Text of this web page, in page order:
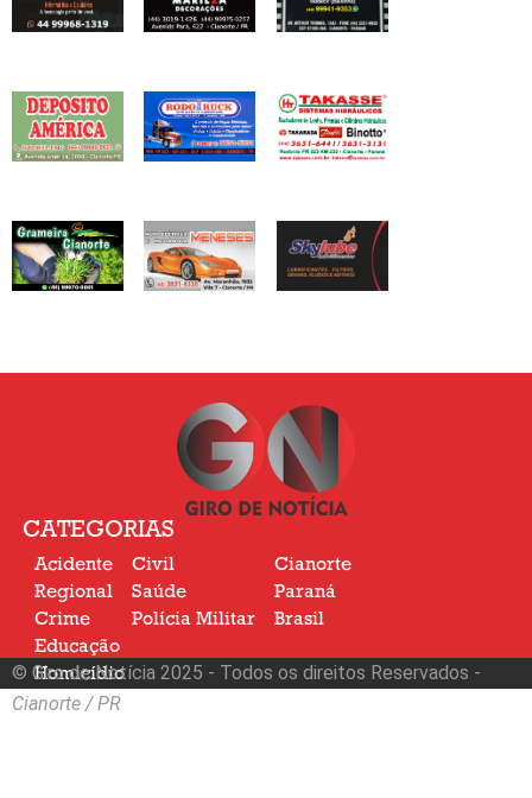
CATEGORIAS
Acidente
Regional
Crime
Civil
Saúde
Polícia Militar
Cianorte
Paraná
Brasil
Educação
Homicídio
Nacional
© Giro de Notícia 2025 - Todos os direitos Reservados -
Cianorte / PR